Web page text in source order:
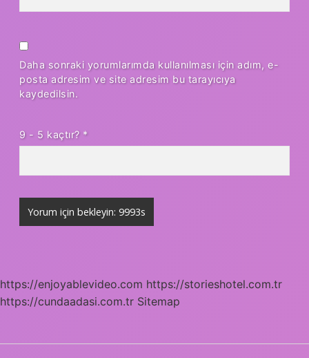
Daha sonraki yorumlarımda kullanılması için adım, e-
posta adresim ve site adresim bu tarayıcıya
kaydedilsin.
9 - 5 kaçtır? *
https://enjoyablevideo.com https://storieshotel.com.tr
https://cundaadasi.com.tr Sitemap